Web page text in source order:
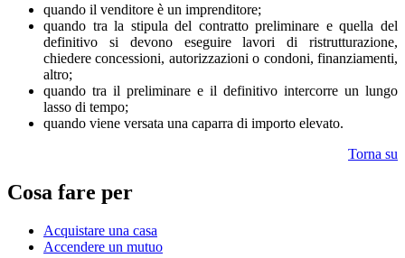
quando il venditore è un imprenditore;
quando tra la stipula del contratto preliminare e quella del
definitivo si devono eseguire lavori di ristrutturazione,
chiedere concessioni, autorizzazioni o condoni, finanziamenti,
altro;
quando tra il preliminare e il definitivo intercorre un lungo
lasso di tempo;
quando viene versata una caparra di importo elevato.
Torna su
Cosa fare per
Acquistare una casa
Accendere un mutuo